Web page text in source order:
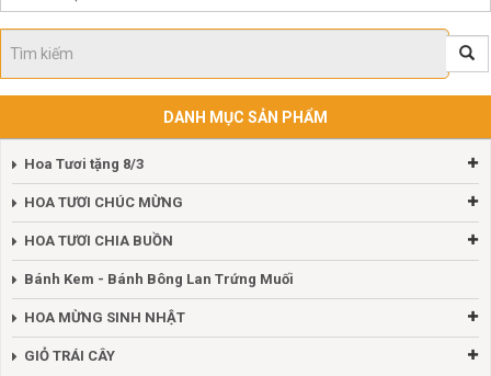
DANH MỤC SẢN PHẨM
Hoa Tươi tặng 8/3
HOA TƯƠI CHÚC MỪNG
HOA TƯƠI CHIA BUỒN
Bánh Kem - Bánh Bông Lan Trứng Muối
HOA MỪNG SINH NHẬT
GIỎ TRÁI CÂY